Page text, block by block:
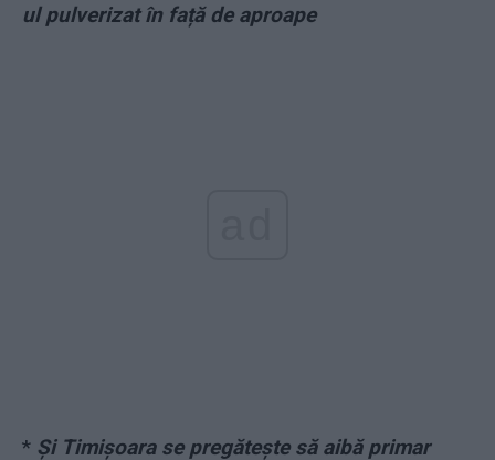
ul pulverizat în față de aproape
* Și Timișoara se pregătește să aibă primar